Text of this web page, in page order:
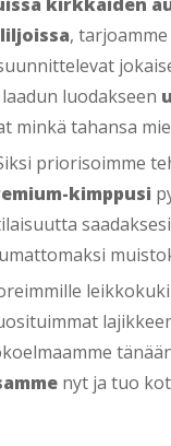
,
luodakseen
minkä tahansa
priorisoimme
kimppusi
nyt ja tuo